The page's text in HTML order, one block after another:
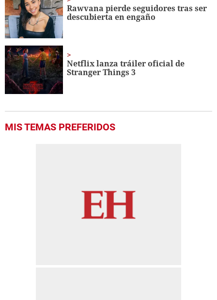
Rawvana pierde seguidores tras ser
descubierta en engaño
Netflix lanza tráiler oficial de
Stranger Things 3
MIS TEMAS PREFERIDOS